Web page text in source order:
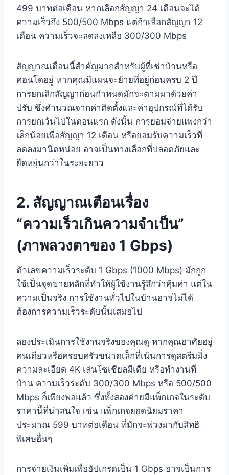
499 บาทต่อเดือน หากเลือกสัญญา 24 เดือนจะได้
ความเร็วถึง 500/500 Mbps แต่ถ้าเลือกสัญญา 12
เดือน ความเร็วจะลดลงเหลือ 300/300 Mbps
สัญญาณเตือนนี้สำคัญมากสำหรับผู้ที่เช่าบ้านหรือ
คอนโดอยู่ หากคุณมีแผนจะย้ายที่อยู่ก่อนครบ 2 ปี
การยกเลิกสัญญาก่อนกำหนดมักจะตามมาด้วยค่า
ปรับ ซึ่งคำนวณจากค่าติดตั้งและค่าอุปกรณ์ที่ได้รับ
การยกเว้นไปในตอนแรก ดังนั้น การยอมจ่ายแพงกว่า
เล็กน้อยเพื่อสัญญา 12 เดือน หรือยอมรับความเร็วที่
ลดลงมานิดหน่อย อาจเป็นทางเลือกที่ปลอดภัยและ
ยืดหยุ่นกว่าในระยะยาว
2. สัญญาณเตือนเรื่อง
“ความเร็วเกินความจำเป็น”
(ภาพลวงตาของ 1 Gbps)
ตัวเลขความเร็วระดับ 1 Gbps (1000 Mbps) มักถูก
ใช้เป็นจุดขายหลักที่ทำให้ผู้ใช้งานรู้สึกว่าคุ้มค่า แต่ใน
ความเป็นจริง การใช้งานทั่วไปในบ้านอาจไม่ได้
ต้องการความเร็วระดับนั้นเสมอไป
ลองประเมินการใช้งานจริงของคุณดู หากคุณอาศัยอยู่
คนเดียวหรือครอบครัวขนาดเล็กที่เน้นการดูสตรีมมิ่ง
ความละเอียด 4K เล่นโซเชียลมีเดีย หรือทำงานที่
บ้าน ความเร็วระดับ 300/300 Mbps หรือ 500/500
Mbps ก็เพียงพอแล้ว ซึ่งทั้งสองค่ายมีแพ็กเกจในระดับ
ราคานี้ที่น่าสนใจ เช่น แพ็กเกจยอดนิยมราคา
ประมาณ 599 บาทต่อเดือน ที่มักจะพ่วงมากับสิทธิ
พิเศษอื่นๆ
การจ่ายเงินเพิ่มเพื่ออัปเกรดเป็น 1 Gbps อาจเป็นการ